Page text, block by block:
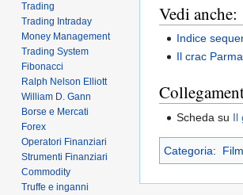
Vedi anche:
Indice
Il crac
Scheda su Il
Categoria: Film
Trading
Trading Intraday
Money Management
Trading System
Fibonacci
Ralph Nelson Elliott
William D. Gann
Borse e Mercati
Forex
Operatori Finanziari
Strumenti Finanziari
Commodity
Truffe e inganni